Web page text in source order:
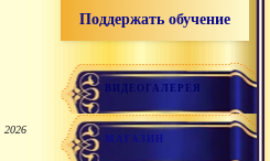
2026
Поддержать обучение
ВИДЕОГАЛЕРЕЯ
МАГАЗИН